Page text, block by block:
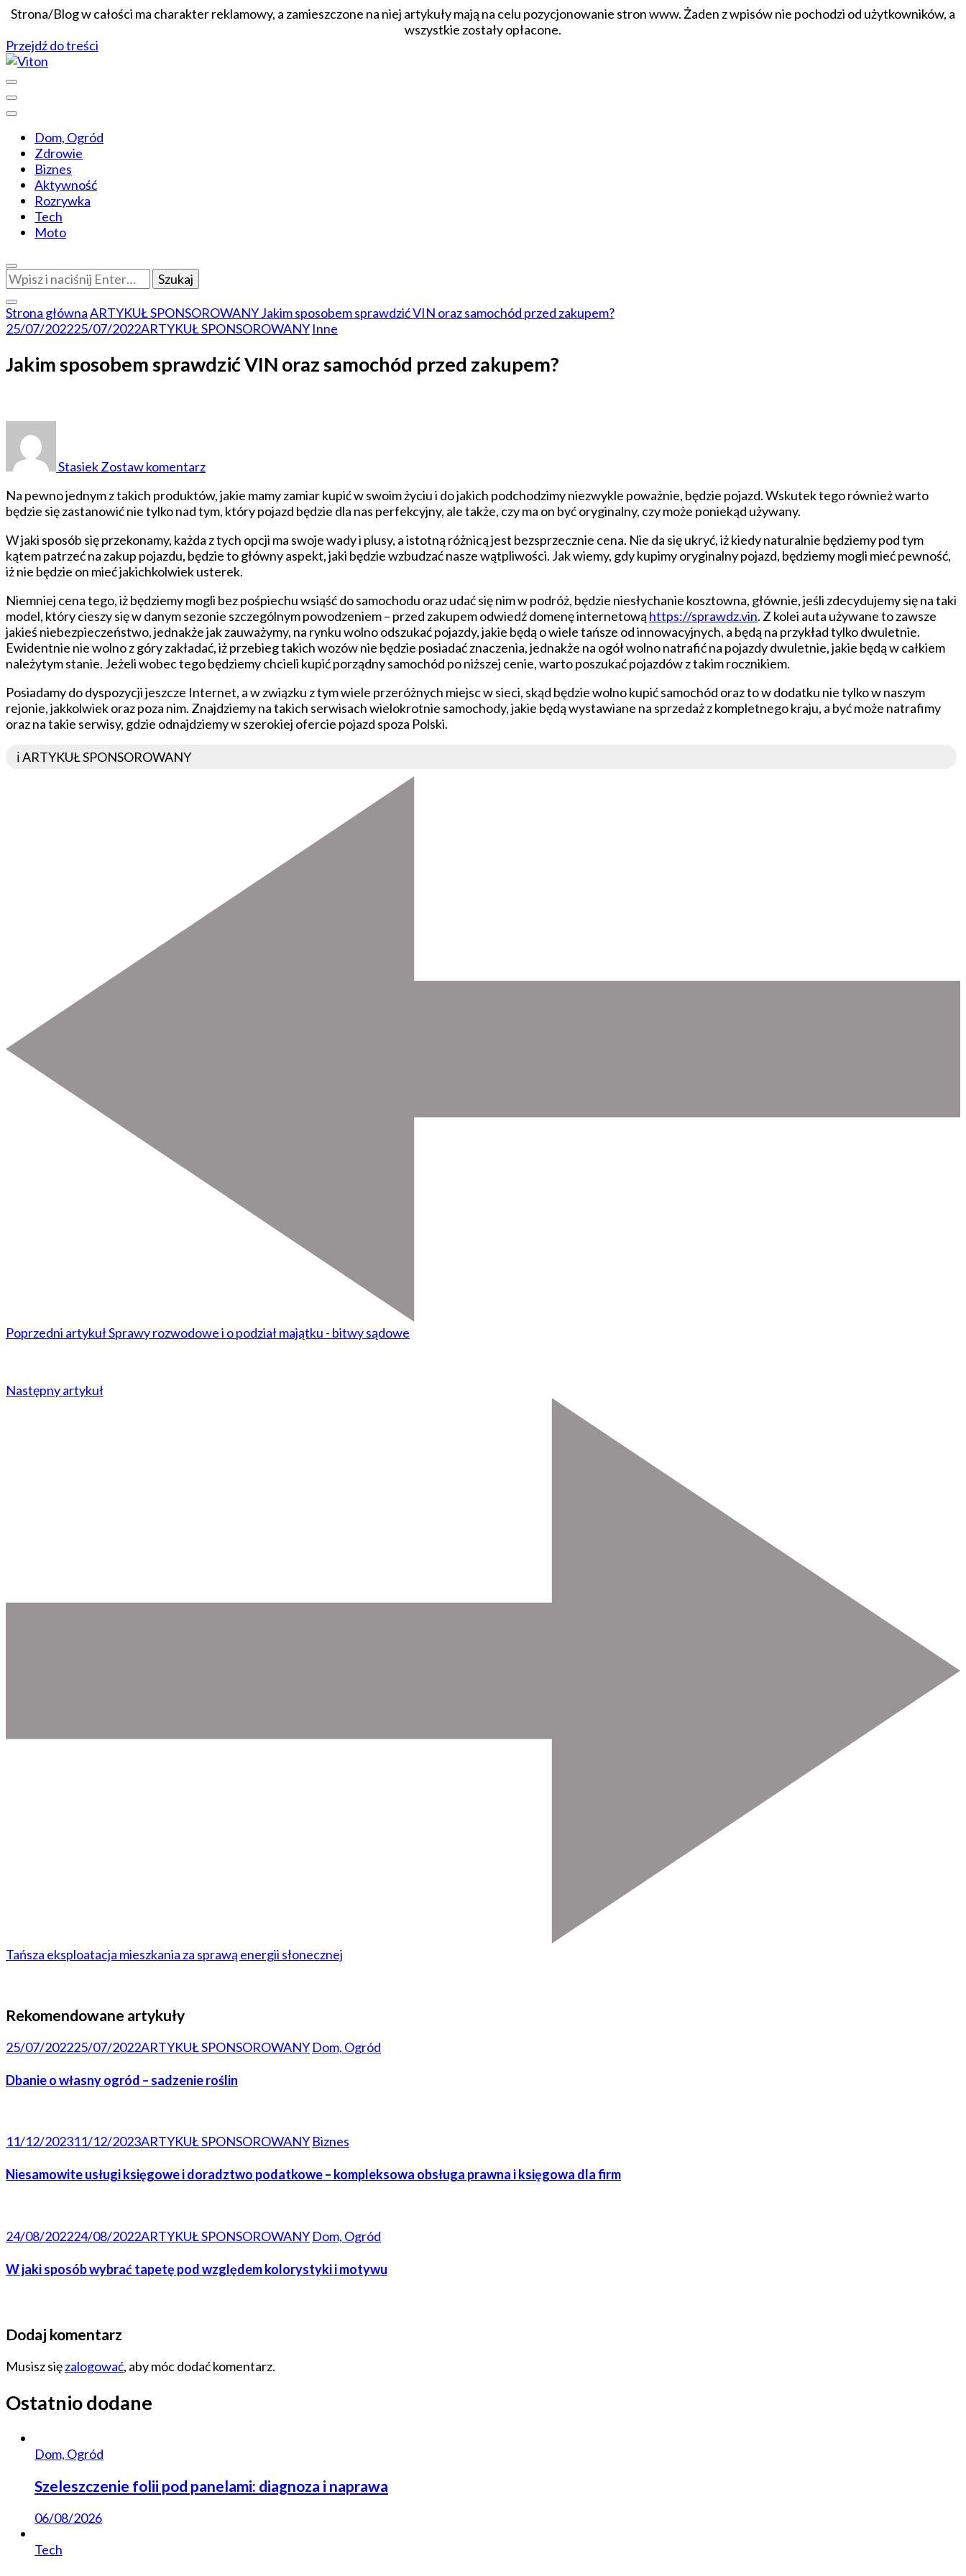
Strona/Blog w całości ma charakter reklamowy, a zamieszczone na niej artykuły mają na celu pozycjonowanie stron www. Żaden z wpisów nie pochodzi od użytkowników, a
wszystkie zostały opłacone.
Przejdź do treści
Viton
Dom, Ogród
Zdrowie
Biznes
Aktywność
Rozrywka
Tech
Moto
Szukasz
czegoś?
Strona głównaARTYKUŁ SPONSOROWANYJakim sposobem sprawdzić VIN oraz samochód przed zakupem?
25/07/202225/07/2022ARTYKUŁ SPONSOROWANY Inne
Jakim sposobem sprawdzić VIN oraz samochód przed zakupem?
StasiekZostaw komentarz
sprawdzić
VIN
oraz
samochód
przed
zakupem?
Na pewno jednym z takich produktów, jakie mamy zamiar kupić w swoim życiu i do jakich podchodzimy niezwykle poważnie, będzie pojazd. Wskutek tego również warto
będzie się zastanowić nie tylko nad tym, który pojazd będzie dla nas perfekcyjny, ale także, czy ma on być oryginalny, czy może poniekąd używany.
W jaki sposób się przekonamy, każda z tych opcji ma swoje wady i plusy, a istotną różnicą jest bezsprzecznie cena. Nie da się ukryć, iż kiedy naturalnie będziemy pod tym
kątem patrzeć na zakup pojazdu, będzie to główny aspekt, jaki będzie wzbudzać nasze wątpliwości. Jak wiemy, gdy kupimy oryginalny pojazd, będziemy mogli mieć pewność,
iż nie będzie on mieć jakichkolwiek usterek.
Niemniej cena tego, iż będziemy mogli bez pośpiechu wsiąść do samochodu oraz udać się nim w podróż, będzie niesłychanie kosztowna, głównie, jeśli zdecydujemy się na taki
model, który cieszy się w danym sezonie szczególnym powodzeniem – przed zakupem odwiedź domenę internetową https://sprawdz.vin. Z kolei auta używane to zawsze
jakieś niebezpieczeństwo, jednakże jak zauważymy, na rynku wolno odszukać pojazdy, jakie będą o wiele tańsze od innowacyjnych, a będą na przykład tylko dwuletnie.
Ewidentnie nie wolno z góry zakładać, iż przebieg takich wozów nie będzie posiadać znaczenia, jednakże na ogół wolno natrafić na pojazdy dwuletnie, jakie będą w całkiem
należytym stanie. Jeżeli wobec tego będziemy chcieli kupić porządny samochód po niższej cenie, warto poszukać pojazdów z takim rocznikiem.
Posiadamy do dyspozycji jeszcze Internet, a w związku z tym wiele przeróżnych miejsc w sieci, skąd będzie wolno kupić samochód oraz to w dodatku nie tylko w naszym
rejonie, jakkolwiek oraz poza nim. Znajdziemy na takich serwisach wielokrotnie samochody, jakie będą wystawiane na sprzedaż z kompletnego kraju, a być może natrafimy
oraz na takie serwisy, gdzie odnajdziemy w szerokiej ofercie pojazd spoza Polski.
ℹ️ ARTYKUŁ SPONSOROWANY
Poprzedni artykułSprawy rozwodowe i o podział majątku - bitwy sądowe
Następny artykuł
Tańsza eksploatacja mieszkania za sprawą energii słonecznej
Rekomendowane artykuły
25/07/202225/07/2022ARTYKUŁ SPONSOROWANY Dom, Ogród
Dbanie o własny ogród – sadzenie roślin
11/12/202311/12/2023ARTYKUŁ SPONSOROWANY Biznes
Niesamowite usługi księgowe i doradztwo podatkowe – kompleksowa obsługa prawna i księgowa dla firm
24/08/202224/08/2022ARTYKUŁ SPONSOROWANY Dom, Ogród
W jaki sposób wybrać tapetę pod względem kolorystyki i motywu
Dodaj komentarz
Musisz sięzalogować, aby móc dodać komentarz.
Ostatnio dodane
Dom, Ogród
Szeleszczenie folii pod panelami: diagnoza i naprawa
06/08/2026
Tech